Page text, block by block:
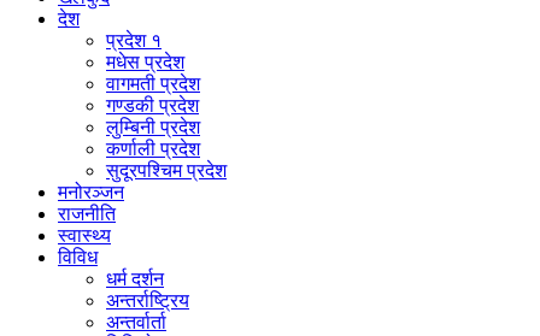
देश
प्रदेश १
मधेस प्रदेश
वागमती प्रदेश
गण्डकी प्रदेश
लुम्बिनी प्रदेश
कर्णाली प्रदेश
सुदूरपश्चिम प्रदेश
मनोरञ्जन
राजनीति
स्वास्थ्य
विविध
धर्म दर्शन
अन्तर्राष्ट्रिय
अन्तर्वार्ता